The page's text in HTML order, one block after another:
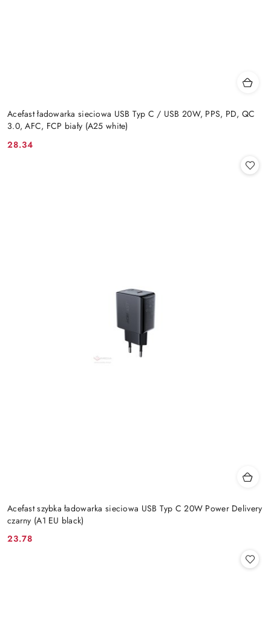
Acefast ładowarka sieciowa USB Typ C / USB 20W, PPS, PD, QC
3.0, AFC, FCP biały (A25 white)
Cena:
28.34
Acefast szybka ładowarka sieciowa USB Typ C 20W Power Delivery
czarny (A1 EU black)
Cena:
23.78